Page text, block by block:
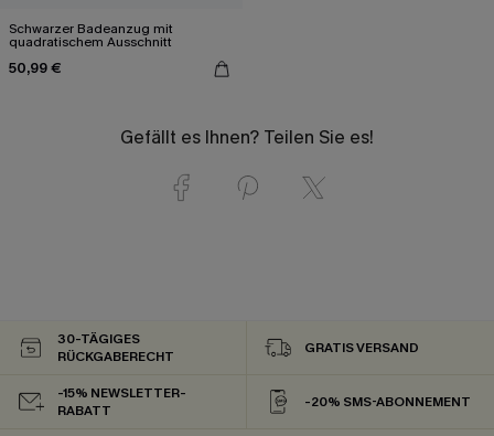
Schwarzer Badeanzug mit
quadratischem Ausschnitt
50,99 €
Gefällt es Ihnen? Teilen Sie es!
30-TÄGIGES
RÜCKGABERECHT
GRATIS VERSAND
-15% NEWSLETTER-
RABATT
-20% SMS-ABONNEMENT